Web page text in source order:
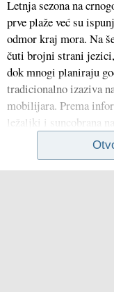
Letnja sezona na
prve plaže već su
odmor kraj mora. Na
čuti brojni strani jezici,
dok mnogi planiraju
tradicionalno izaziva
mobilijara. Prema
ležaljki i suncobrana